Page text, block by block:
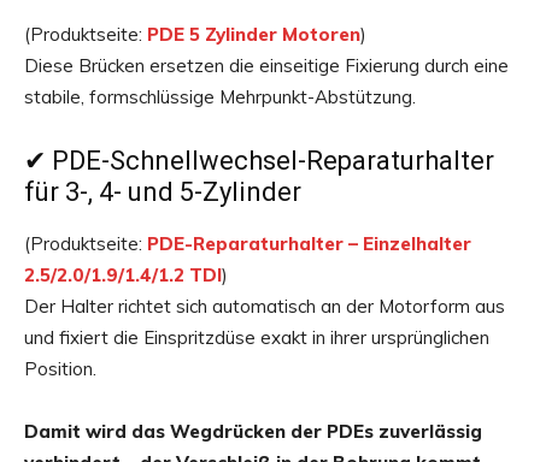
(Produktseite: PDE 5 Zylinder Motoren)
Diese Brücken ersetzen die einseitige Fixierung durch eine
stabile, formschlüssige Mehrpunkt-Abstützung.
✔ PDE-Schnellwechsel-Reparaturhalter
für 3-, 4- und 5-Zylinder
(Produktseite: PDE-Reparaturhalter – Einzelhalter
2.5/2.0/1.9/1.4/1.2 TDI)
Der Halter richtet sich automatisch an der Motorform aus
und fixiert die Einspritzdüse exakt in ihrer ursprünglichen
Position.
Damit wird das Wegdrücken der PDEs zuverlässig